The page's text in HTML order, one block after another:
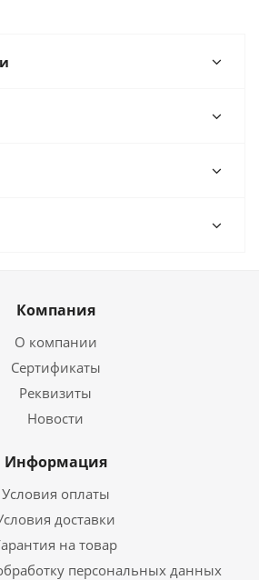
Компания
О компании
Сертификаты
Реквизиты
Новости
Информация
Условия оплаты
доставки
на товар
персональных данных